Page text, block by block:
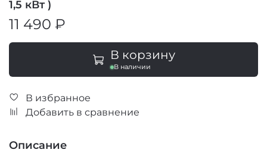
1,5 кВт )
11 490 ₽
В корзину
В наличии
В избранное
Добавить в сравнение
Описание